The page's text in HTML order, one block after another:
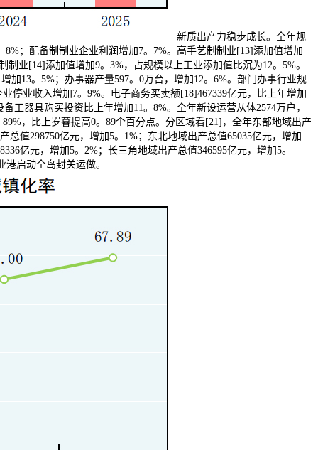
新质出产力稳步成长。全年规
；配备制制业企业利润增加7。7%。高手艺制制业[13]添加值增加
业[14]添加值增加9。3%，占规模以上工业添加值比沉为12。5%。
加13。5%；办事器产量597。0万台，增加12。6%。部门办事行业规
停业收入增加7。9%。电子商务买卖额[18]467339亿元，比上年增加
工器具购买投资比上年增加11。8%。全年新设运营从体2574万户，
，比上岁暮提高0。89个百分点。分区域看[21]，全年东部地域出产
值298750亿元，增加5。1%；东北地域出产总值65035亿元，增加
亿元，增加5。2%；长三角地域出产总值346595亿元，增加5。
启动全岛封关运做。